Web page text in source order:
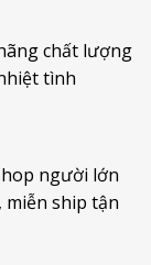
chất lượng
tình
người lớn
miễn ship tận